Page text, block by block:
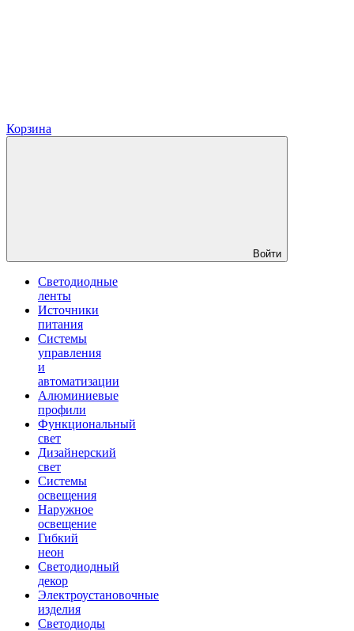
Корзина
Войти
Светодиодные
ленты
Источники
питания
Системы
управления
и
автоматизации
Алюминиевые
профили
Функциональный
свет
Дизайнерский
свет
Системы
освещения
Наружное
освещение
Гибкий
неон
Светодиодный
декор
Электроустановочные
изделия
Светодиоды